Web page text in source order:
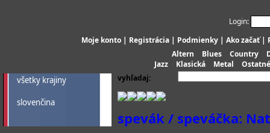
Login:
Moje konto | Registrácia | Podmienky | Ako začať|
Altern
Blues Country
Jazz
Klasická Metal
Ostatné
vyhľadaj:
všetky krajiny
slovenčina
spevák / speváčka: